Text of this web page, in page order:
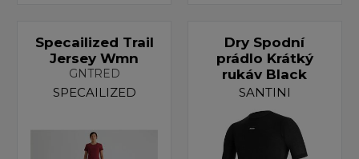
Specailized Trail
Jersey Wmn
GNTRED
SPECAILIZED
Dry Spodní
prádlo Krátký
rukáv Black
SANTINI